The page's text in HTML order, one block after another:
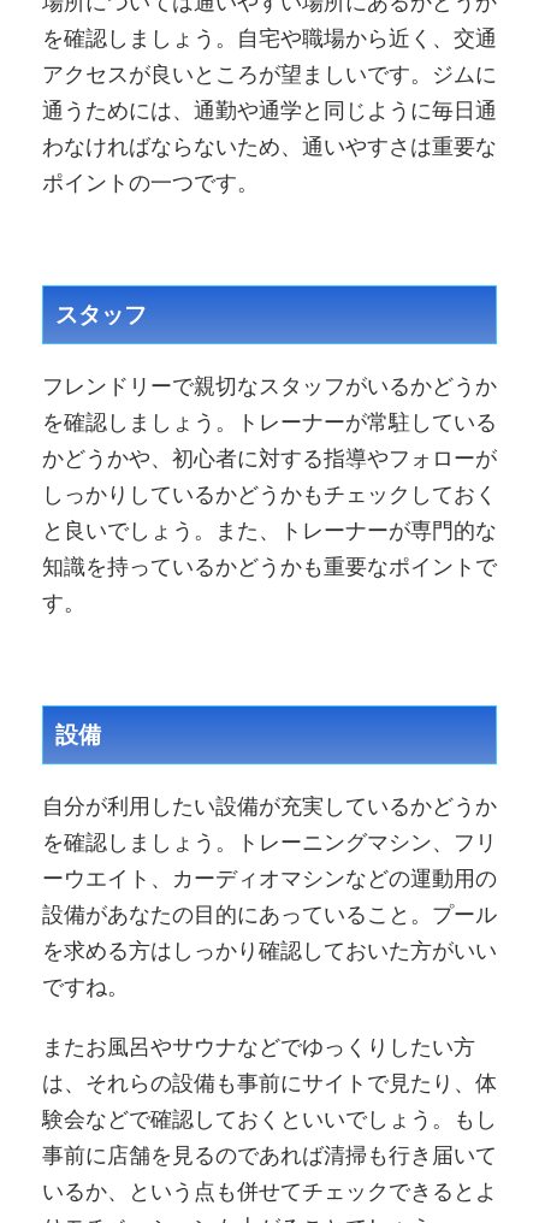
を確認しましょう。自宅や職場から近く、交通
アクセスが良いところが望ましいです。ジムに
通うためには、通勤や通学と同じように毎日通
わなければならないため、通いやすさは重要な
ポイントの一つです。
スタッフ
フレンドリーで親切なスタッフがいるかどうか
を確認しましょう。トレーナーが常駐している
かどうかや、初心者に対する指導やフォローが
しっかりしているかどうかもチェックしておく
と良いでしょう。また、トレーナーが専門的な
知識を持っているかどうかも重要なポイントで
す。
設備
自分が利用したい設備が充実しているかどうか
を確認しましょう。トレーニングマシン、フリ
ーウエイト、カーディオマシンなどの運動用の
設備があなたの目的にあっていること。プール
を求める方はしっかり確認しておいた方がいい
ですね。
またお風呂やサウナなどでゆっくりしたい方
は、それらの設備も事前にサイトで見たり、体
験会などで確認しておくといいでしょう。もし
事前に店舗を見るのであれば清掃も行き届いて
いるか、という点も併せてチェックできるとよ